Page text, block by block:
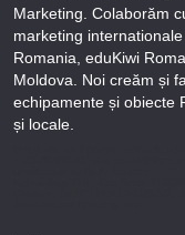
Marketing. Colaborăm
marketing
Romania, eduKiwi
Moldova. Noi creăm și
echipamente și obiecte
și locale.